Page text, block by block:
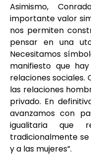
Asimismo,
importante valor
nos permiten
pensar en una
Necesitamos
manifiesto que
relaciones
las relaciones
privado. En
avanzamos con
igualitaria que
tradicionalmente
y a las mujeres”.